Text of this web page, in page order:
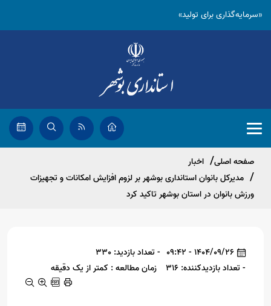
«سرمایه‌گذاری برای تولید»
صفحه اصلی
اخبار
مدیرکل بانوان استانداری بوشهر بر لزوم افزایش امکانات و تجهیزات
ورزش بانوان در استان بوشهر تاکید کرد
1404/09/26 - 09:42
- تعداد بازدید: 330
- تعداد بازدیدکننده: 316
زمان مطالعه : کمتر از یک دقیقه